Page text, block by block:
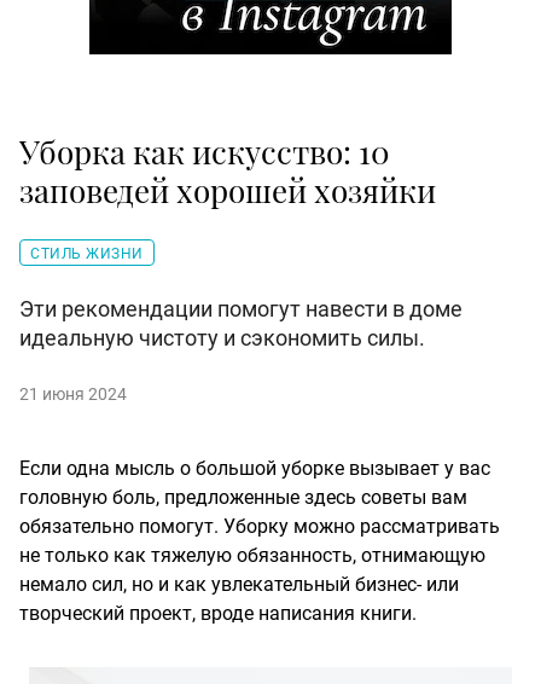
Уборка как искусство: 10
заповедей хорошей хозяйки
СТИЛЬ ЖИЗНИ
Эти рекомендации помогут навести в доме
идеальную чистоту и сэкономить силы.
21 июня 2024
Если одна мысль о большой уборке вызывает у вас
головную боль, предложенные здесь советы вам
обязательно помогут. Уборку можно рассматривать
не только как тяжелую обязанность, отнимающую
немало сил, но и как увлекательный бизнес- или
творческий проект, вроде написания книги.